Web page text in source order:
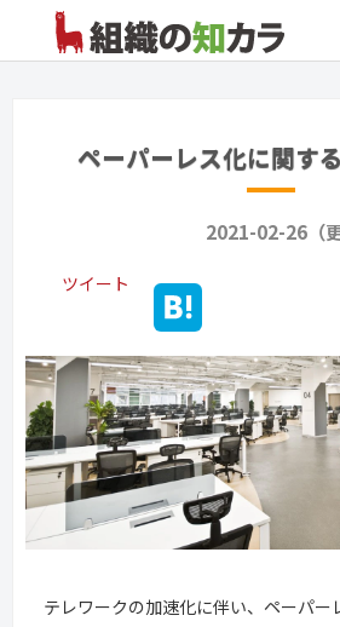
記事カテゴリ一覧
お客様事例
ペーパーレス化に関す
2021-02-26（
ツイート
テレワークの加速化に伴い、ペーパー